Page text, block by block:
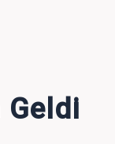
Geldi